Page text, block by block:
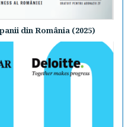
din România (2025)